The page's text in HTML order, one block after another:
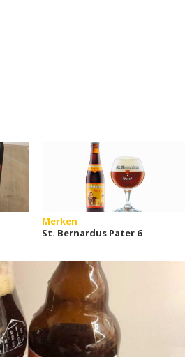
Merken
St. Bernardus Pater 6